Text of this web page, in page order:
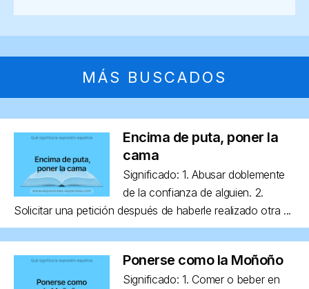
MÁS BUSCADOS
Encima de puta, poner la
cama
Significado: 1. Abusar doblemente
de la confianza de alguien. 2.
Solicitar una petición después de haberle realizado otra ...
Ponerse como la Moñoño
Significado: 1. Comer o beber en